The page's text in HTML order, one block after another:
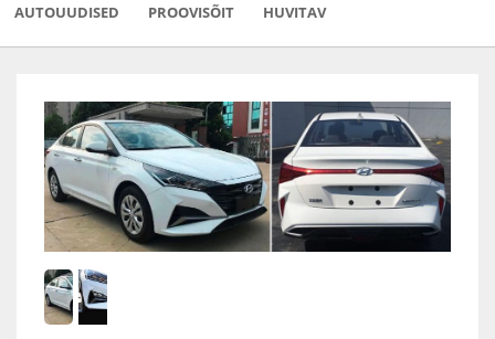
AUTOUUDISED PROOVISÕIT HUVITAV